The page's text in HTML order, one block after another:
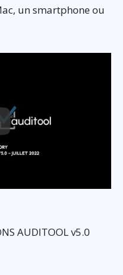
un smartphone ou
AUDITOOL v5.0